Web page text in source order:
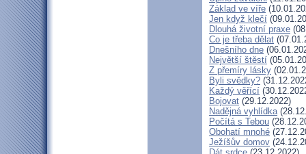
Základ ve víře
Jen když klečí
Dlouhá životní praxe
Co je třeba dělat
Dnešního dne
Největší štěstí
Z přemíry lásky
Byli svědky?
Každý věřící
Bojovat (29.12.2022)
Nadějná vyhlídka
Počítá s Tebou
Obohatí mnohé
Ježíšův domov